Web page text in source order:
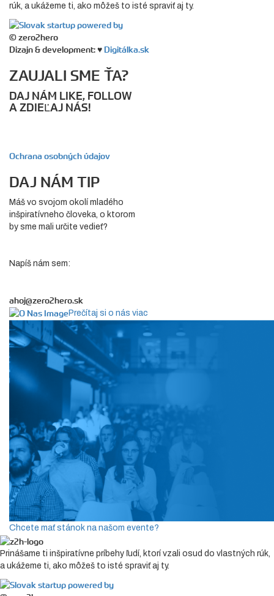
rúk, a ukážeme ti, ako môžeš to isté spraviť aj ty.
© zero2hero
Dizajn & development: ♥ Digitálka.sk
ZAUJALI SME ŤA?
DAJ NÁM LIKE, FOLLOW
A ZDIEĽAJ NÁS!
Ochrana osobných údajov
DAJ NÁM TIP
Máš vo svojom okolí mladého
inšpiratívneho človeka, o ktorom
by sme mali určite vedieť?
Napíš nám sem:
ahoj@zero2hero.sk
Prečítaj si o nás viac
Chcete mať stánok na našom evente?
Prinášame ti inšpiratívne príbehy ľudí, ktorí vzali osud do vlastných rúk,
a ukážeme ti, ako môžeš to isté spraviť aj ty.